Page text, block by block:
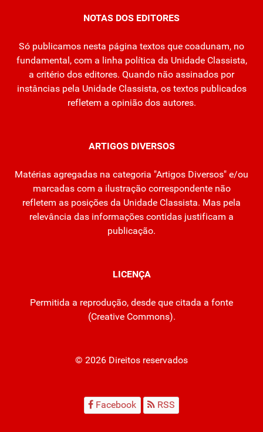
NOTAS DOS EDITORES
Só publicamos nesta página textos que coadunam, no
fundamental, com a linha política da Unidade Classista,
a critério dos editores. Quando não assinados por
instâncias pela Unidade Classista, os textos publicados
refletem a opinião dos autores.
ARTIGOS DIVERSOS
Matérias agregadas na categoria "Artigos Diversos" e/ou
marcadas com a ilustração correspondente não
refletem as posições da Unidade Classista. Mas pela
relevância das informações contidas justificam a
publicação.
LICENÇA
Permitida a reprodução, desde que citada a fonte
(Creative Commons).
© 2026 Direitos reservados
Facebook RSS